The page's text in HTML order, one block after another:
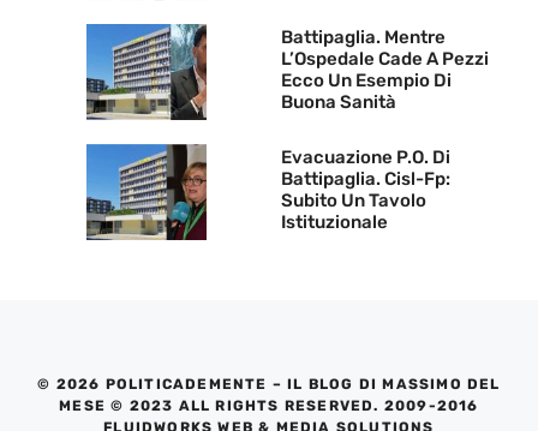
Battipaglia. Mentre
L’Ospedale Cade A Pezzi
Ecco Un Esempio Di
Buona Sanità
Evacuazione P.O. Di
Battipaglia. Cisl-Fp:
Subito Un Tavolo
Istituzionale
© 2026 POLITICADEMENTE – IL BLOG DI MASSIMO DEL
MESE © 2023 ALL RIGHTS RESERVED. 2009-2016